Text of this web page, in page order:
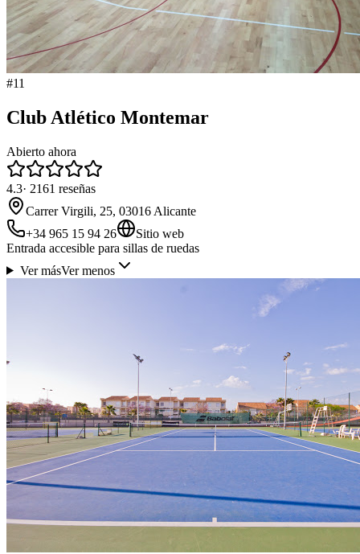
#11
Club Atlético Montemar
Abierto ahora
4.3· 2161 reseñas
Carrer Virgili, 25, 03016 Alicante
+34 965 15 94 26
Sitio web
Entrada accesible para sillas de ruedas
Ver másVer menos